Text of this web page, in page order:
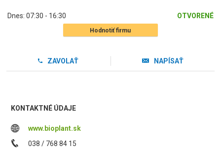
Dnes: 07:30 - 16:30 OTVORENÉ
Hodnotiť firmu
ZAVOLAŤ NAPÍSAŤ
KONTAKTNÉ ÚDAJE
www.bioplant.sk
038 / 768 84 15